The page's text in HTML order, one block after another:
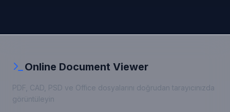
Online Document Viewer
PDF, CAD, PSD ve Office dosyalarını doğrudan tarayıcınızda
görüntüleyin